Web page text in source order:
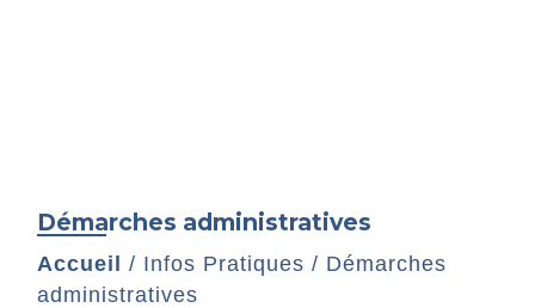
Démarches administratives
Accueil / Infos Pratiques / Démarches
administratives